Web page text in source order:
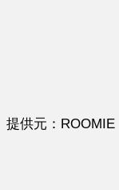
提供元：ROOMIE